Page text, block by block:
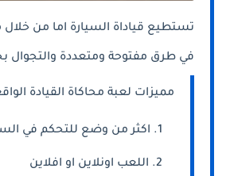
تستطيع قياداة السيارة اما من
في طرق مفتوحة ومتعددة والتجوال
مميزات لعبة محاكاة القيادة
اكثر من وضع للتحكم في
اللعب اونلاين او افلاين